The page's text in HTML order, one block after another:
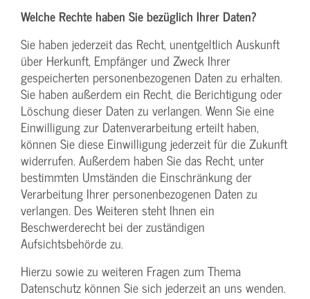
Welche Rechte haben Sie bezüglich Ihrer Daten?
Sie haben jederzeit das Recht, unentgeltlich Auskunft
über Herkunft, Empfänger und Zweck Ihrer
gespeicherten personenbezogenen Daten zu erhalten.
Sie haben außerdem ein Recht, die Berichtigung oder
Löschung dieser Daten zu verlangen. Wenn Sie eine
Einwilligung zur Datenverarbeitung erteilt haben,
können Sie diese Einwilligung jederzeit für die Zukunft
widerrufen. Außerdem haben Sie das Recht, unter
bestimmten Umständen die Einschränkung der
Verarbeitung Ihrer personenbezogenen Daten zu
verlangen. Des Weiteren steht Ihnen ein
Beschwerderecht bei der zuständigen
Aufsichtsbehörde zu.
Hierzu sowie zu weiteren Fragen zum Thema
Datenschutz können Sie sich jederzeit an uns wenden.